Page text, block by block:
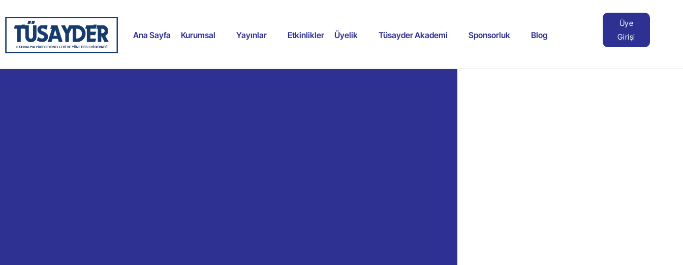
Ana Sayfa Kurumsal Yayınlar Etkinlikler Üyelik Tüsayder Akademi Sponsorluk Blog
Üye
Girişi